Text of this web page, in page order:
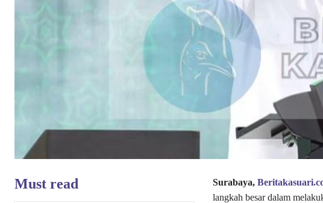
Must read Surabaya,
langkah besar dalam